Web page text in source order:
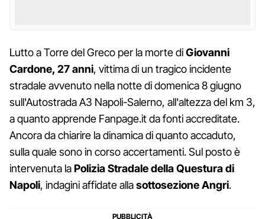
Lutto a Torre del Greco per la morte diGiovanni
Cardone, 27 anni, vittima di un tragico incidente
stradale avvenuto nella notte di domenica 8 giugno
sull'Autostrada A3 Napoli-Salerno, all'altezza del km 3,
a quanto apprende Fanpage.it da fonti accreditate.
Ancora da chiarire la dinamica di quanto accaduto,
sulla quale sono in corso accertamenti. Sul posto è
intervenuta laPolizia Stradale della Questura di
Napoli, indagini affidate allasottosezione Angri.